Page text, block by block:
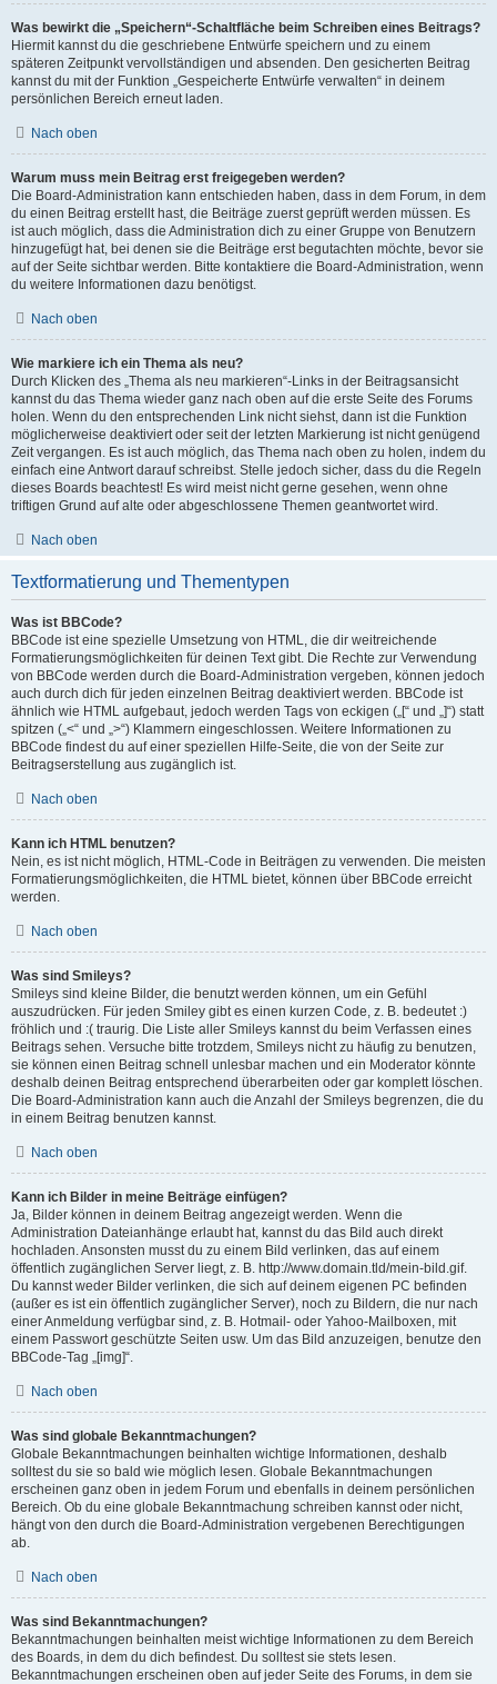
Was bewirkt die „Speichern“-Schaltfläche beim Schreiben eines Beitrags?
Hiermit kannst du die geschriebene Entwürfe speichern und zu einem
späteren Zeitpunkt vervollständigen und absenden. Den gesicherten Beitrag
kannst du mit der Funktion „Gespeicherte Entwürfe verwalten“ in deinem
persönlichen Bereich erneut laden.
Nach oben
Warum muss mein Beitrag erst freigegeben werden?
Die Board-Administration kann entschieden haben, dass in dem Forum, in dem
du einen Beitrag erstellt hast, die Beiträge zuerst geprüft werden müssen. Es
ist auch möglich, dass die Administration dich zu einer Gruppe von Benutzern
hinzugefügt hat, bei denen sie die Beiträge erst begutachten möchte, bevor sie
auf der Seite sichtbar werden. Bitte kontaktiere die Board-Administration, wenn
du weitere Informationen dazu benötigst.
Nach oben
Wie markiere ich ein Thema als neu?
Durch Klicken des „Thema als neu markieren“-Links in der Beitragsansicht
kannst du das Thema wieder ganz nach oben auf die erste Seite des Forums
holen. Wenn du den entsprechenden Link nicht siehst, dann ist die Funktion
möglicherweise deaktiviert oder seit der letzten Markierung ist nicht genügend
Zeit vergangen. Es ist auch möglich, das Thema nach oben zu holen, indem du
einfach eine Antwort darauf schreibst. Stelle jedoch sicher, dass du die Regeln
dieses Boards beachtest! Es wird meist nicht gerne gesehen, wenn ohne
triftigen Grund auf alte oder abgeschlossene Themen geantwortet wird.
Nach oben
Textformatierung und Thementypen
Was ist BBCode?
BBCode ist eine spezielle Umsetzung von HTML, die dir weitreichende
Formatierungsmöglichkeiten für deinen Text gibt. Die Rechte zur Verwendung
von BBCode werden durch die Board-Administration vergeben, können jedoch
auch durch dich für jeden einzelnen Beitrag deaktiviert werden. BBCode ist
ähnlich wie HTML aufgebaut, jedoch werden Tags von eckigen („[“ und „]“) statt
spitzen („<“ und „>“) Klammern eingeschlossen. Weitere Informationen zu
BBCode findest du auf einer speziellen Hilfe-Seite, die von der Seite zur
Beitragserstellung aus zugänglich ist.
Nach oben
Kann ich HTML benutzen?
Nein, es ist nicht möglich, HTML-Code in Beiträgen zu verwenden. Die meisten
Formatierungsmöglichkeiten, die HTML bietet, können über BBCode erreicht
werden.
Nach oben
Was sind Smileys?
Smileys sind kleine Bilder, die benutzt werden können, um ein Gefühl
auszudrücken. Für jeden Smiley gibt es einen kurzen Code, z. B. bedeutet :)
fröhlich und :( traurig. Die Liste aller Smileys kannst du beim Verfassen eines
Beitrags sehen. Versuche bitte trotzdem, Smileys nicht zu häufig zu benutzen,
sie können einen Beitrag schnell unlesbar machen und ein Moderator könnte
deshalb deinen Beitrag entsprechend überarbeiten oder gar komplett löschen.
Die Board-Administration kann auch die Anzahl der Smileys begrenzen, die du
in einem Beitrag benutzen kannst.
Nach oben
Kann ich Bilder in meine Beiträge einfügen?
Ja, Bilder können in deinem Beitrag angezeigt werden. Wenn die
Administration Dateianhänge erlaubt hat, kannst du das Bild auch direkt
hochladen. Ansonsten musst du zu einem Bild verlinken, das auf einem
öffentlich zugänglichen Server liegt, z. B. http://www.domain.tld/mein-bild.gif.
Du kannst weder Bilder verlinken, die sich auf deinem eigenen PC befinden
(außer es ist ein öffentlich zugänglicher Server), noch zu Bildern, die nur nach
einer Anmeldung verfügbar sind, z. B. Hotmail- oder Yahoo-Mailboxen, mit
einem Passwort geschützte Seiten usw. Um das Bild anzuzeigen, benutze den
BBCode-Tag „[img]“.
Nach oben
Was sind globale Bekanntmachungen?
Globale Bekanntmachungen beinhalten wichtige Informationen, deshalb
solltest du sie so bald wie möglich lesen. Globale Bekanntmachungen
erscheinen ganz oben in jedem Forum und ebenfalls in deinem persönlichen
Bereich. Ob du eine globale Bekanntmachung schreiben kannst oder nicht,
hängt von den durch die Board-Administration vergebenen Berechtigungen
ab.
Nach oben
Was sind Bekanntmachungen?
Bekanntmachungen beinhalten meist wichtige Informationen zu dem Bereich
des Boards, in dem du dich befindest. Du solltest sie stets lesen.
Bekanntmachungen erscheinen oben auf jeder Seite des Forums, in dem sie